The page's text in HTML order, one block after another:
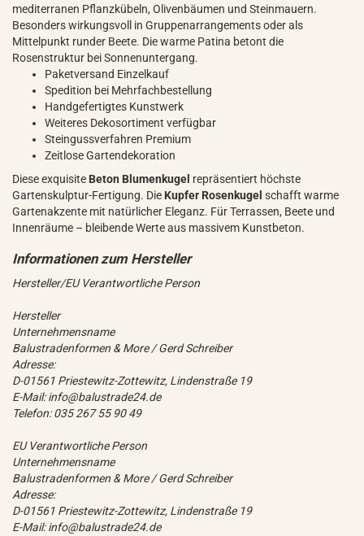
mediterranen Pflanzkübeln, Olivenbäumen und Steinmauern.
Besonders wirkungsvoll in Gruppenarrangements oder als
Mittelpunkt runder Beete. Die warme Patina betont die
Rosenstruktur bei Sonnenuntergang.
Paketversand Einzelkauf
Spedition bei Mehrfachbestellung
Handgefertigtes Kunstwerk
Weiteres Dekosortiment verfügbar
Steingussverfahren Premium
Zeitlose Gartendekoration
Diese exquisite Beton Blumenkugel repräsentiert höchste
Gartenskulptur-Fertigung. Die Kupfer Rosenkugel schafft warme
Gartenakzente mit natürlicher Eleganz. Für Terrassen, Beete und
Innenräume – bleibende Werte aus massivem Kunstbeton.
Hersteller/EU Verantwortliche Person
Hersteller
Unternehmensname
Balustradenformen & More / Gerd Schreiber
Adresse:
D-01561 Priestewitz-Zottewitz, Lindenstraße 19
E-Mail: info@balustrade24.de
Telefon: 035 267 55 90 49
EU Verantwortliche Person
Unternehmensname
Balustradenformen & More / Gerd Schreiber
Adresse:
D-01561 Priestewitz-Zottewitz, Lindenstraße 19
E-Mail: info@balustrade24.de